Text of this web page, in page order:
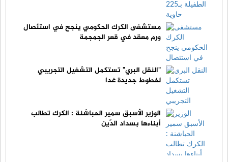
مستشفى الكرك الحكومي ينجح في استئصال
ورم معقد في قعر الجمجمة
"النقل البري" تستكمل التشغيل التجريبي
لخطوط جديدة غدا
الوزير الأسبق سمير الحباشنة : الكرك تطالب
أبناءها بسداد الدَّين